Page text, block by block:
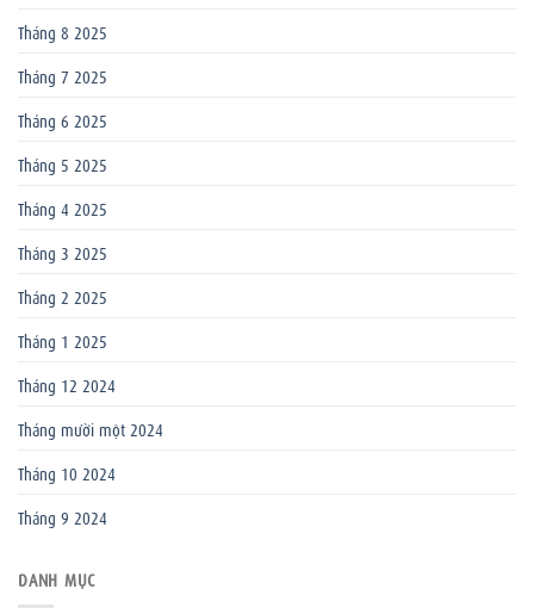
Tháng 8 2025
Tháng 7 2025
Tháng 6 2025
Tháng 5 2025
Tháng 4 2025
Tháng 3 2025
Tháng 2 2025
Tháng 1 2025
Tháng 12 2024
Tháng mười một 2024
Tháng 10 2024
Tháng 9 2024
DANH MỤC